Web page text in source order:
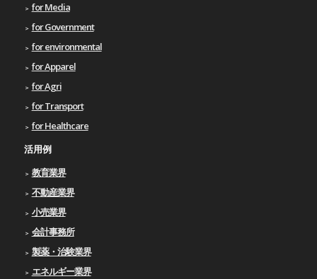
for Media
for Government
for environmental
for Apparel
for Agri
for Transport
for Healthcare
活用例
教育業界
不動産業界
小売業界
会計事務所
製薬・治験業界
エネルギー業界